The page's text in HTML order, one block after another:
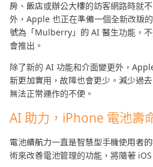
房、飯店或辦公大樓的訪客網路時就
外，Apple 也正在準備一個全新改版
號為「Mulberry」的 AI 醫生功能，
會推出。
除了新的 AI 功能和介面變更外，
新更加實用，故障也會更少。減少過
無法正常運作的不便。
AI 助力，iPhone 電池壽
電池續航力一直是智慧型手機使用者
術來改善電池管理的功能，將隨著